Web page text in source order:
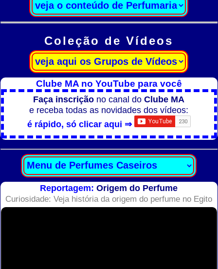
Coleção de Vídeos
Clube MA no YouTube para você
Faça inscrição no canal doClube MA
e receba todas as novidades dos vídeos:
é rápido, só clicar aqui ⇒
Reportagem:Origem do Perfume
Curiosidade: Veja história da origem do perfume no Egito